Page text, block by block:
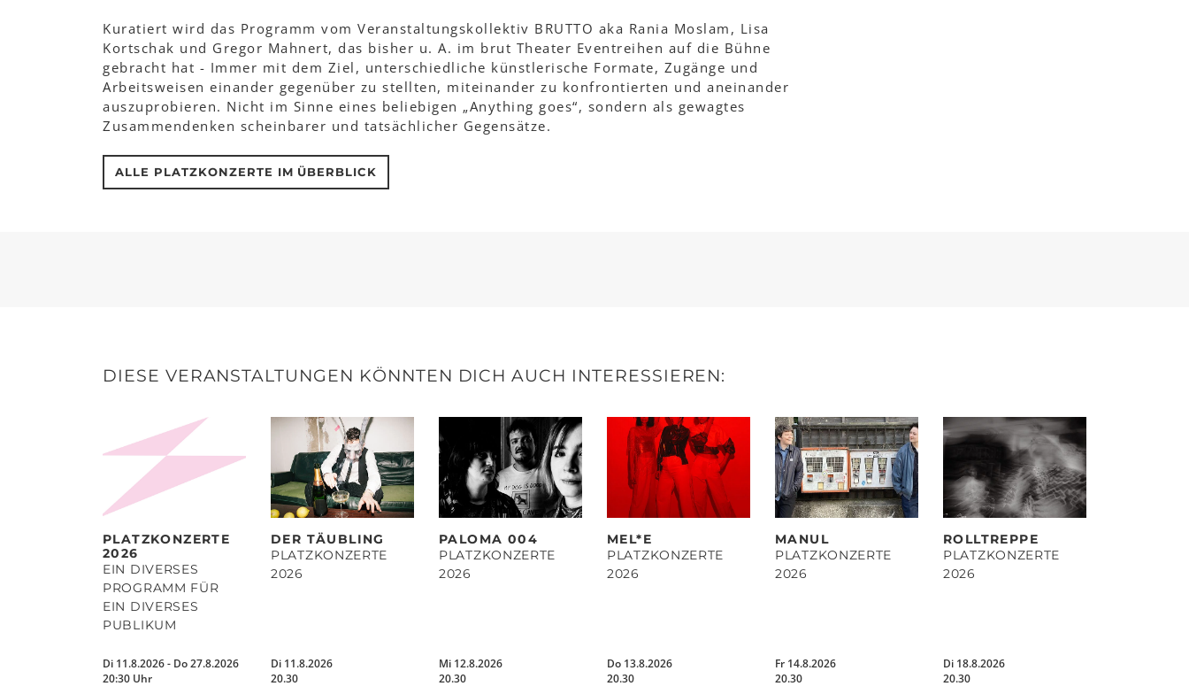
Kuratiert wird das Programm vom Veranstaltungskollektiv BRUTTO aka Rania Moslam, Lisa
Kortschak und Gregor Mahnert, das bisher u. A. im brut Theater Eventreihen auf die Bühne
gebracht hat - Immer mit dem Ziel, unterschiedliche künstlerische Formate, Zugänge und
Arbeitsweisen einander gegenüber zu stellten, miteinander zu konfrontierten und aneinander
auszuprobieren. Nicht im Sinne eines beliebigen „Anything goes“, sondern als gewagtes
Zusammendenken scheinbarer und tatsächlicher Gegensätze.
ALLE PLATZKONZERTE IM ÜBERBLICK
DIESE VERANSTALTUNGEN KÖNNTEN DICH AUCH INTERESSIEREN:
PLATZKONZERTE
2026
EIN DIVERSES
PROGRAMM FÜR
EIN DIVERSES
PUBLIKUM
Di 11.8.2026 - Do 27.8.2026
20:30 Uhr
DER TÄUBLING
PLATZKONZERTE
2026
Di 11.8.2026
20.30
PALOMA 004
PLATZKONZERTE
2026
Mi 12.8.2026
20.30
MEL*E
PLATZKONZERTE
2026
Do 13.8.2026
20.30
MANUL
PLATZKONZERTE
2026
Fr 14.8.2026
20.30
ROLLTREPPE
PLATZKONZERTE
2026
Di 18.8.2026
20.30